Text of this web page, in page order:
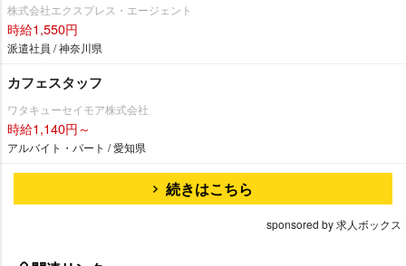
株式会社エクスプレス・エージェント
時給1,550円
派遣社員 / 神奈川県
カフェスタッフ
ワタキューセイモア株式会社
時給1,140円～
アルバイト・パート / 愛知県
続きはこちら
sponsored by 求人ボックス